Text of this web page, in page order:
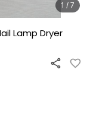
1 / 7
Lamp Dryer